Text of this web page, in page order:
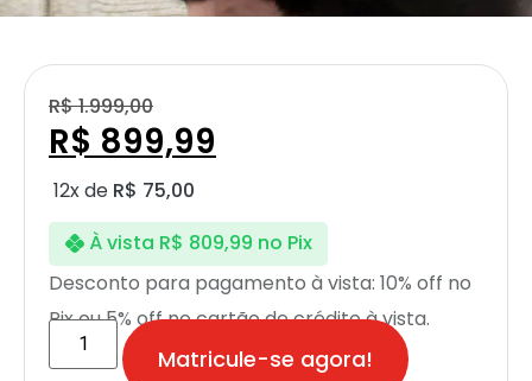
R$1.999,00
R$ 899,99
12x de R$ 75,00
À vista R$ 809,99 no Pix
Desconto para pagamento à vista: 10% off no
Pix ou 5% off no cartão de crédito à vista.
Matricule-se agora!